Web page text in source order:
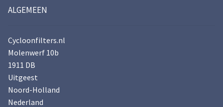
ALGEMEEN
Cycloonfilters.nl
Molenwerf 10b
1911 DB
Uitgeest
Noord-Holland
Nederland